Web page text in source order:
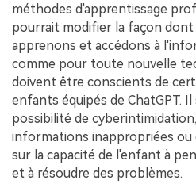
méthodes d'apprentissage
pourrait modifier la façon dont
apprenons et accédons à
comme pour toute nouvelle
doivent être conscients de
enfants équipés de ChatGPT.
possibilité de
informations inappropriées ou
sur la capacité de l'enfant à
et à résoudre des problèmes.